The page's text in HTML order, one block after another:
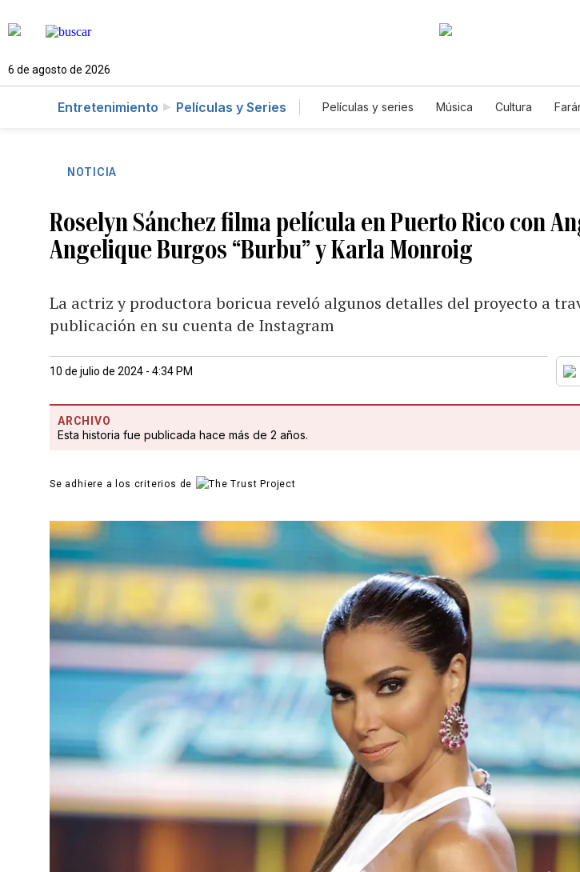
6 de agosto de 2026
Entretenimiento Películas y Series Películas y series Música Cultura
NOTICIA
Roselyn Sánchez filma película en Puerto Rico con
Angelique Burgos “Burbu” y Karla Monroig
La actriz y productora boricua reveló algunos detalles del proyecto a
publicación en su cuenta de Instagram
10 de julio de 2024 - 4:34 PM
ARCHIVO
Esta historia fue publicada hace más de 2 años.
Se adhiere a los criterios de